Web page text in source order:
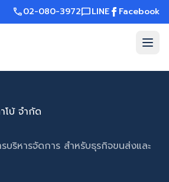
call02-080-3972chat_bubbleLINE Facebook
โบ้ จำกัด
ริหารจัดการ สำหรับธุรกิจขนส่งและ